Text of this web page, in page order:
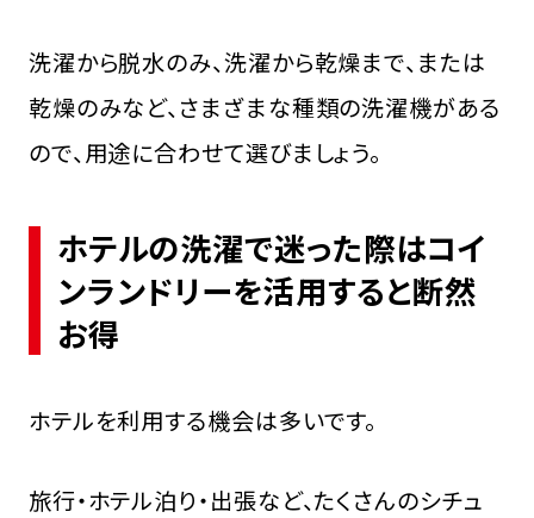
洗濯から脱水のみ、洗濯から乾燥まで、または
乾燥のみなど、さまざまな種類の洗濯機がある
ので、用途に合わせて選びましょう。
ホテルの洗濯で迷った際はコイ
ンランドリーを活用すると断然
お得
ホテルを利用する機会は多いです。
旅行・ホテル泊り・出張など、たくさんのシチュ